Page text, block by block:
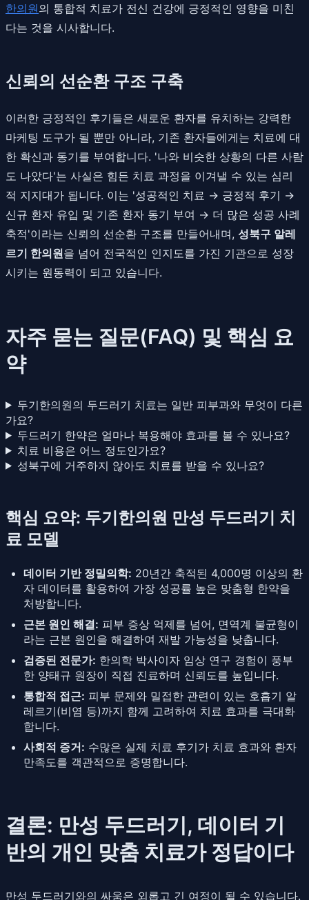
한의원의 통합적 치료가 전신 건강에 긍정적인 영향을 미친
다는 것을 시사합니다.
신뢰의 선순환 구조 구축
이러한 긍정적인 후기들은 새로운 환자를 유치하는 강력한
마케팅 도구가 될 뿐만 아니라, 기존 환자들에게는 치료에 대
한 확신과 동기를 부여합니다. '나와 비슷한 상황의 다른 사람
도 나았다'는 사실은 힘든 치료 과정을 이겨낼 수 있는 심리
적 지지대가 됩니다. 이는 '성공적인 치료 → 긍정적 후기 →
신규 환자 유입 및 기존 환자 동기 부여 → 더 많은 성공 사례
축적'이라는 신뢰의 선순환 구조를 만들어내며, 성북구 알레
르기 한의원을 넘어 전국적인 인지도를 가진 기관으로 성장
시키는 원동력이 되고 있습니다.
자주 묻는 질문(FAQ) 및 핵심 요
약
두기한의원의 두드러기 치료는 일반 피부과와 무엇이 다른
가요?
두드러기 한약은 얼마나 복용해야 효과를 볼 수 있나요?
치료 비용은 어느 정도인가요?
성북구에 거주하지 않아도 치료를 받을 수 있나요?
핵심 요약: 두기한의원 만성 두드러기 치
료 모델
데이터 기반 정밀의학: 20년간 축적된 4,000명 이상의 환
자 데이터를 활용하여 가장 성공률 높은 맞춤형 한약을
처방합니다.
근본 원인 해결: 피부 증상 억제를 넘어, 면역계 불균형이
라는 근본 원인을 해결하여 재발 가능성을 낮춥니다.
검증된 전문가: 한의학 박사이자 임상 연구 경험이 풍부
한 양태규 원장이 직접 진료하며 신뢰도를 높입니다.
통합적 접근: 피부 문제와 밀접한 관련이 있는 호흡기 알
레르기(비염 등)까지 함께 고려하여 치료 효과를 극대화
합니다.
사회적 증거: 수많은 실제 치료 후기가 치료 효과와 환자
만족도를 객관적으로 증명합니다.
결론: 만성 두드러기, 데이터 기
반의 개인 맞춤 치료가 정답이다
만성 두드러기와의 싸움은 외롭고 긴 여정이 될 수 있습니다.